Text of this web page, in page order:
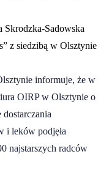
Sadowska
z siedzibą w Olsztynie
informuje, że w
OIRP w Olsztynie o
dostarczania
i leków podjęła
najstarszych radców